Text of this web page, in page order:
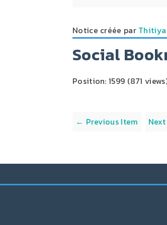
Notice créée par
Social
Position:1599 (871
← Previous Item